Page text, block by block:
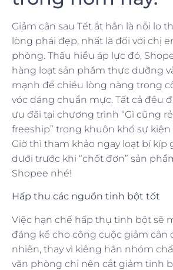
Giảm cân sau Tết ắt hẳn là nỗi lo
lòng phái đẹp, nhất là đối với chị
phòng. Thấu hiểu áp lực đó,
hàng loạt sản phẩm thực dưỡng
mạnh để chiều lòng nàng trong
vóc dáng chuẩn mực. Tất cả đều
ưu đãi tại chương trình “Gì cũng rẻ
freeship” trong khuôn khổ sự kiện
Giờ thì tham khảo ngay loạt bí kíp
dưới trước khi “chốt đơn” sản
Shopee nhé!
Hấp thu các nguồn tinh bột tốt
Việc hạn chế hấp thụ tinh bột sẽ
đáng kể cho công cuộc giảm cân
nhiên, thay vì kiêng hẳn nhóm
văn phòng chỉ nên cắt giảm tinh